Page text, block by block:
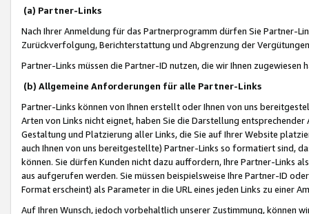
(a) Partner-Links
Nach Ihrer Anmeldung für das Partnerprogramm dürfen Sie Partner-
Zurückverfolgung, Berichterstattung und Abgrenzung der
Partner-Links müssen die Partner-ID nutzen, die wir Ihnen zugewiesen
(b) Allgemeine Anforderungen für alle Partner-Links
Partner-Links können von Ihnen erstellt oder Ihnen von uns
Arten von Links nicht eignet, haben Sie die Darstellung
Gestaltung und Platzierung aller Links, die Sie auf Ihrer Website
auch Ihnen von uns bereitgestellte) Partner-Links so formatiert sind,
können. Sie dürfen Kunden nicht dazu auffordern, Ihre Partner-Links
aus aufgerufen werden. Sie müssen beispielsweise Ihre Partner-ID
Format erscheint) als Parameter in die URL eines jeden Links zu einer
Auf Ihren Wunsch, jedoch vorbehaltlich unserer Zustimmung, können